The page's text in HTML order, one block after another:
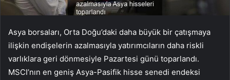
Asya borsaları, Orta Doğu’daki daha büyük bir çatışmaya
ilişkin endişelerin azalmasıyla yatırımcıların daha riskli
varlıklara geri dönmesiyle Pazartesi günü toparlandı.
MSCI’nın en geniş Asya-Pasifik hisse senedi endeksi